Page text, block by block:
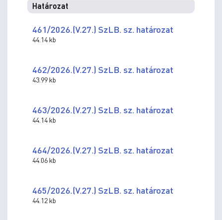
Határozat
461/2026.(V.27.) SzLB. sz. határozat
44.14 kb
462/2026.(V.27.) SzLB. sz. határozat
43.99 kb
463/2026.(V.27.) SzLB. sz. határozat
44.14 kb
464/2026.(V.27.) SzLB. sz. határozat
44.06 kb
465/2026.(V.27.) SzLB. sz. határozat
44.12 kb